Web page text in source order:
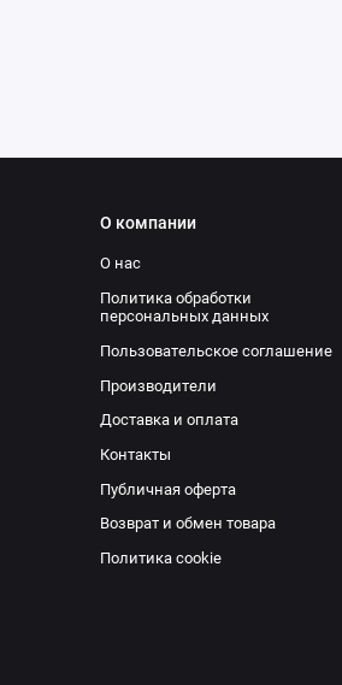
О компании
О нас
Политика обработки
персональных данных
Пользовательское соглашение
Производители
Доставка и оплата
Контакты
Публичная оферта
Возврат и обмен товара
Политика cookie